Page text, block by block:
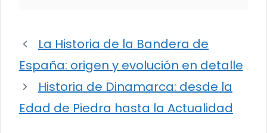
La Historia de la Bandera de
España: origen y evolución en detalle
Historia de Dinamarca: desde la
Edad de Piedra hasta la Actualidad